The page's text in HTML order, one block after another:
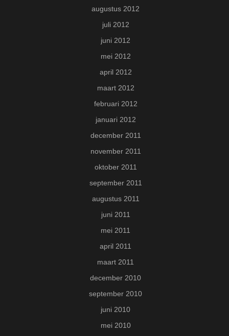
augustus 2012
juli 2012
juni 2012
mei 2012
april 2012
maart 2012
februari 2012
januari 2012
december 2011
november 2011
oktober 2011
september 2011
augustus 2011
juni 2011
mei 2011
april 2011
maart 2011
december 2010
september 2010
juni 2010
mei 2010